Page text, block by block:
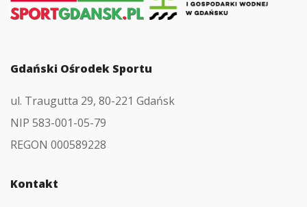
strony
głównej
Gdański Ośrodek Sportu
ul. Traugutta 29, 80-221 Gdańsk
NIP 583-001-05-79
REGON 000589228
Kontakt